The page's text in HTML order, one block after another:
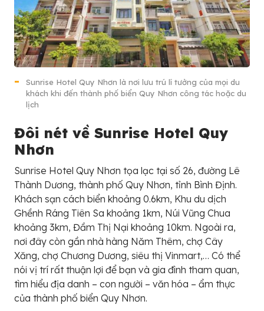
Sunrise Hotel Quy Nhơn là nơi lưu trú lí tưởng của mọi du
khách khi đến thành phố biển Quy Nhơn công tác hoặc du
lịch
Đôi nét về Sunrise Hotel Quy
Nhơn
Sunrise Hotel Quy Nhơn tọa lạc tại số 26, đường Lê
Thành Dương, thành phố Quy Nhơn, tỉnh Bình Định.
Khách sạn cách biển khoảng 0.6km, Khu du dịch
Ghềnh Ráng Tiên Sa khoảng 1km, Núi Vũng Chua
khoảng 3km, Đầm Thị Nại khoảng 10km. Ngoài ra,
nơi đây còn gần nhà hàng Năm Thêm, chợ Cây
Xăng, chợ Chương Dương, siêu thị Vinmart,… Có thể
nói vị trí rất thuận lợi để bạn và gia đình tham quan,
tìm hiểu địa danh – con người – văn hóa – ẩm thực
của thành phố biển Quy Nhơn.